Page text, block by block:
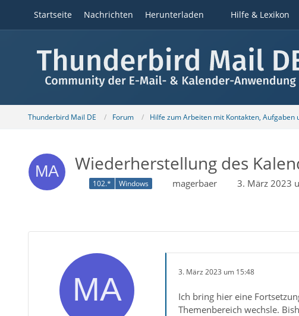
Startseite Nachrichten Herunterladen Hilfe & Lexikon
Thunderbird Mail DE Forum Hilfe zum Arbeiten mit Kontakten, Aufgaben
Wiederherstellung des
102.* Windows magerbaer 3. März 2023
3. März 2023 um 15:48
Ich bring hier eine
Themenbereich wechsle.